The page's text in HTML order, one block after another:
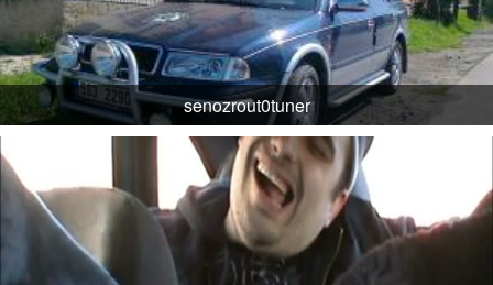
senozrout0tuner